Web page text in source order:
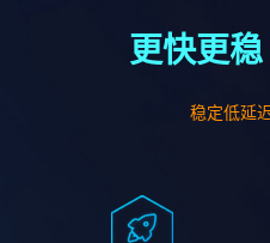
更快更
稳定低延